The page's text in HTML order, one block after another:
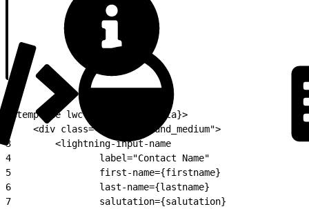
<template lwc:if={contact.data}>
    <div class="slds-m-around_medium">
3
        <lightning-input-name
4
                label="Contact Name"
5
                first-name={firstname}
6
                last-name={lastname}
7
                salutation={salutation}